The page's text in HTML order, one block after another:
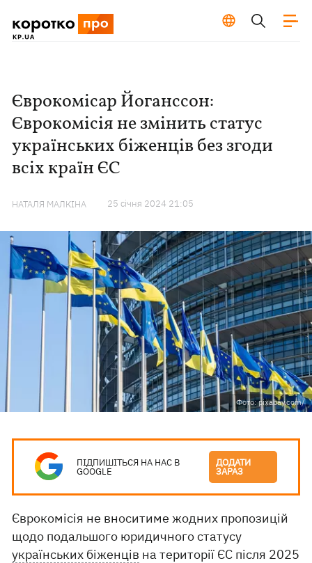
Єврокомісар Йоганссон:
Єврокомісія не змінить статус
українських біженців без згоди
всіх країн ЄС
НАТАЛЯ МАЛКІНА 25 сiчня 2024 21:05
Фото: pixabay.com/
ПІДПИШІТЬСЯ НА НАС В
GOOGLE
ДОДАТИ
ЗАРАЗ
Єврокомісія не вноситиме жодних пропозицій
щодо подальшого юридичного статусу
українських біженців на території ЄС після 2025